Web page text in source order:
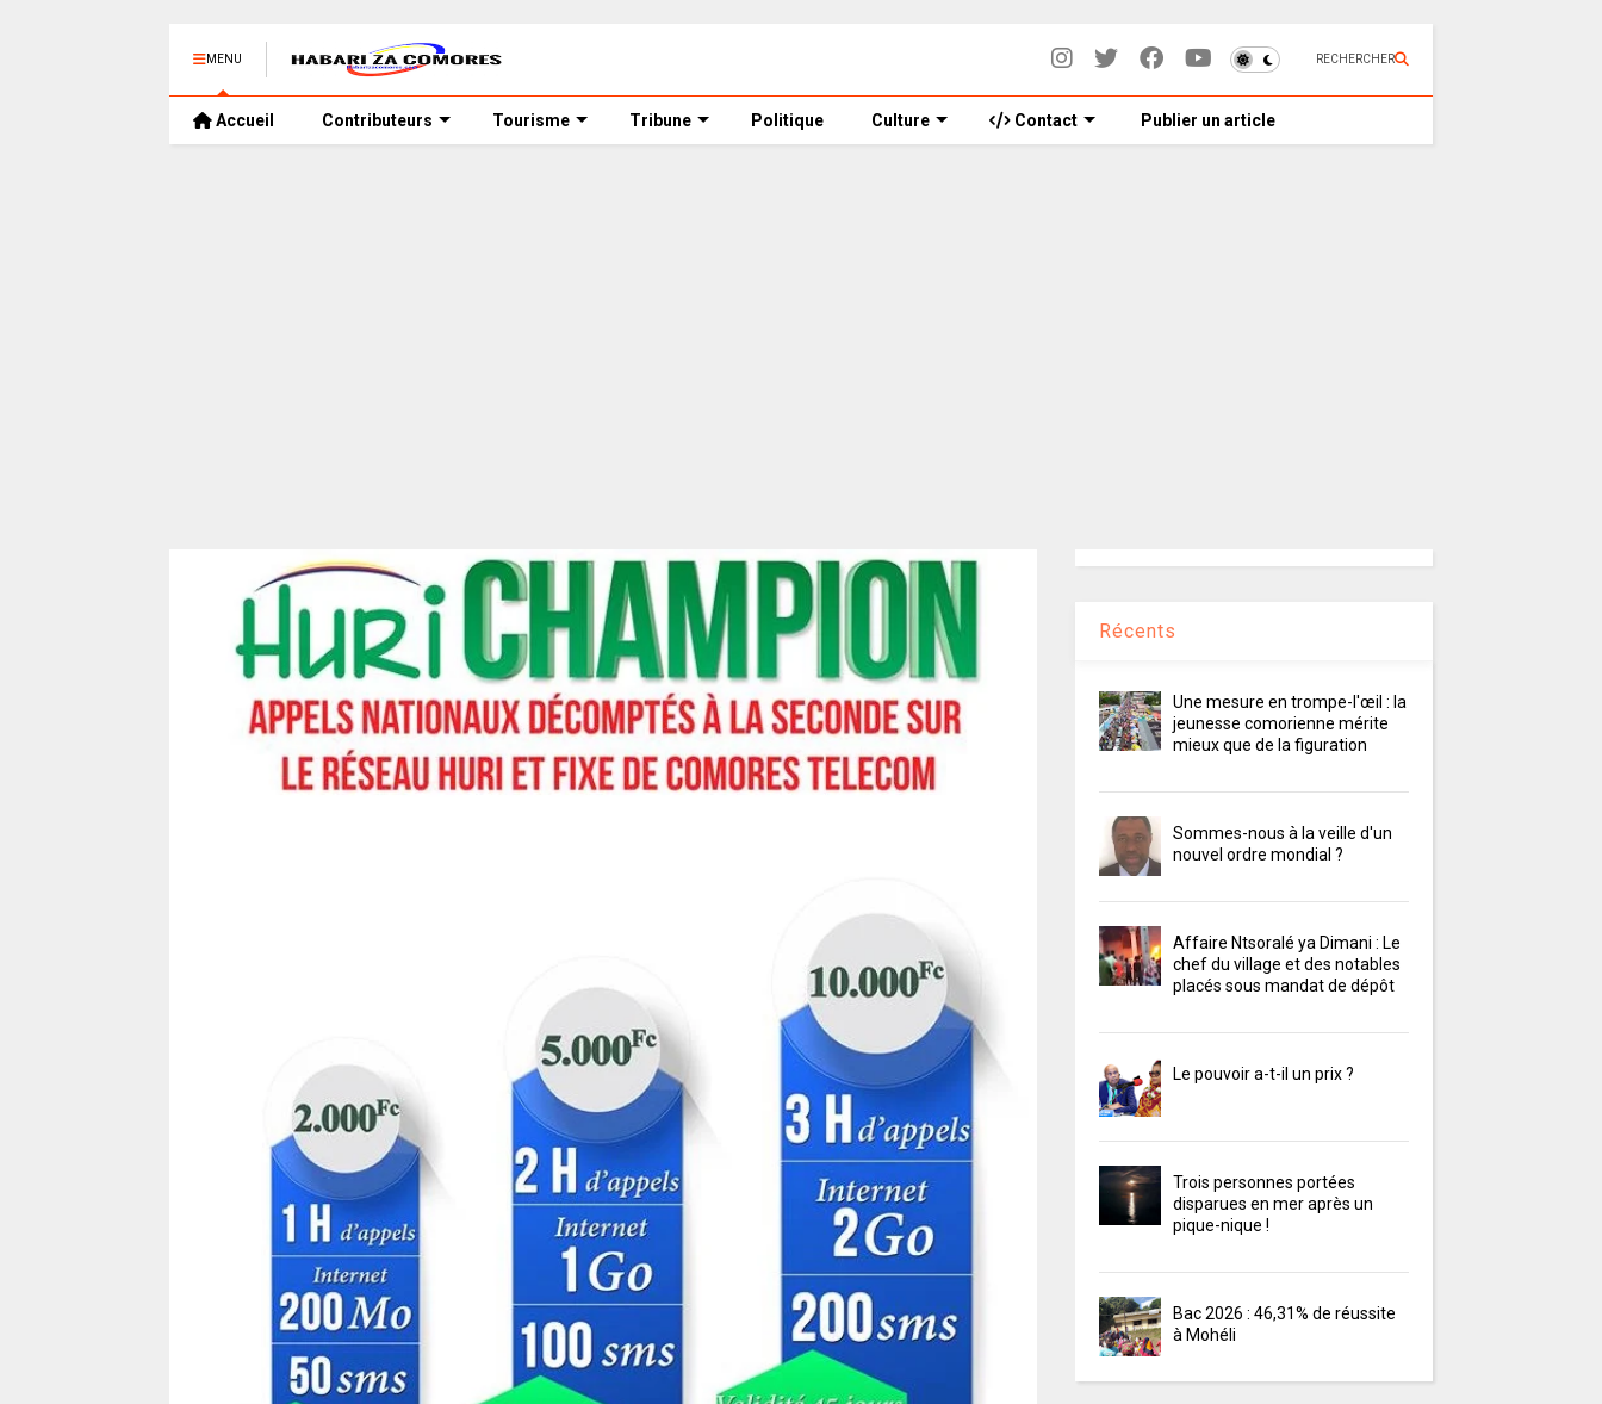
MENU RECHERCHER
Accueil Contributeurs Tourisme Tribune Politique Culture Contact Publier un article
Récents
Une mesure en trompe-l'œil : la
jeunesse comorienne mérite
mieux que de la figuration
Sommes-nous à la veille d'un
nouvel ordre mondial ?
Affaire Ntsoralé ya Dimani : Le
chef du village et des notables
placés sous mandat de dépôt
Le pouvoir a-t-il un prix ?
Trois personnes portées
disparues en mer après un
pique-nique !
Bac 2026 : 46,31% de réussite
à Mohéli